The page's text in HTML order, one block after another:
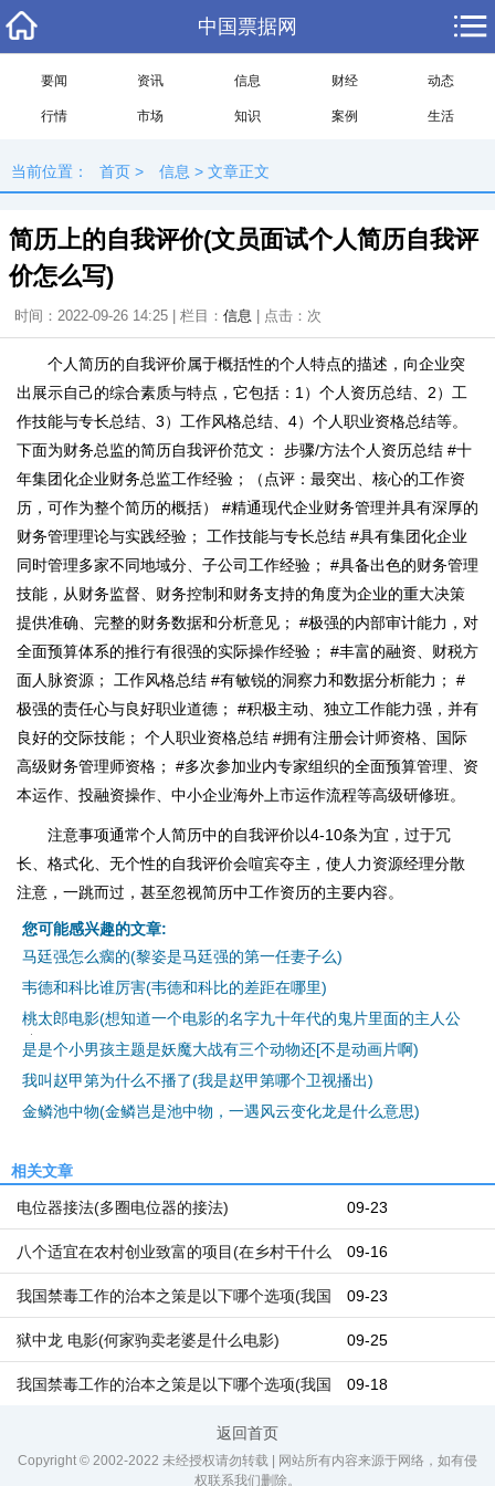
中国票据网
要闻 资讯 信息 财经 动态
行情 市场 知识 案例 生活
当前位置： 首页 > 信息 > 文章正文
简历上的自我评价(文员面试个人简历自我评
价怎么写)
时间：2022-09-26 14:25 | 栏目： 信息 | 点击： 次
个人简历的自我评价属于概括性的个人特点的描述，向企业突
出展示自己的综合素质与特点，它包括：1）个人资历总结、2）工
作技能与专长总结、3）工作风格总结、4）个人职业资格总结等。
下面为财务总监的简历自我评价范文： 步骤/方法个人资历总结 #十
年集团化企业财务总监工作经验；（点评：最突出、核心的工作资
历，可作为整个简历的概括） #精通现代企业财务管理并具有深厚的
财务管理理论与实践经验； 工作技能与专长总结 #具有集团化企业
同时管理多家不同地域分、子公司工作经验； #具备出色的财务管理
技能，从财务监督、财务控制和财务支持的角度为企业的重大决策
提供准确、完整的财务数据和分析意见； #极强的内部审计能力，对
全面预算体系的推行有很强的实际操作经验； #丰富的融资、财税方
面人脉资源； 工作风格总结 #有敏锐的洞察力和数据分析能力； #
极强的责任心与良好职业道德； #积极主动、独立工作能力强，并有
良好的交际技能； 个人职业资格总结 #拥有注册会计师资格、国际
高级财务管理师资格； #多次参加业内专家组织的全面预算管理、资
本运作、投融资操作、中小企业海外上市运作流程等高级研修班。
注意事项通常个人简历中的自我评价以4-10条为宜，过于冗
长、格式化、无个性的自我评价会喧宾夺主，使人力资源经理分散
注意，一跳而过，甚至忽视简历中工作资历的主要内容。
您可能感兴趣的文章:
马廷强怎么瘸的(黎姿是马廷强的第一任妻子么)
韦德和科比谁厉害(韦德和科比的差距在哪里)
桃太郎电影(想知道一个电影的名字九十年代的鬼片里面的主人公
是是个小男孩主题是妖魔大战有三个动物还[不是动画片啊)
我叫赵甲第为什么不播了(我是赵甲第哪个卫视播出)
金鳞池中物(金鳞岂是池中物，一遇风云变化龙是什么意思)
相关文章
09-23
电位器接法(多圈电位器的接法)
09-16
八个适宜在农村创业致富的项目(在乡村干什么
能挣钱呢？在乡村都有哪些好的创业机遇) 09-23
我国禁毒工作的治本之策是以下哪个选项(我国
禁毒本质的治本之策) 09-25
狱中龙 电影(何家驹卖老婆是什么电影)
09-18
我国禁毒工作的治本之策是以下哪个选项(我国
禁毒工作的治本之策是哪几个)返回首页
Copyright © 2002-2022 未经授权请勿转载 | 网站所有内容来源于网络，如有侵
权联系我们删除。